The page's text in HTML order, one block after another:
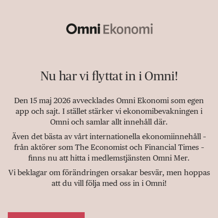
Nu har vi flyttat in i Omni!
Den 15 maj 2026 avvecklades Omni Ekonomi som egen
app och sajt. I stället stärker vi ekonomibevakningen i
Omni och samlar allt innehåll där.
Även det bästa av vårt internationella ekonomiinnehåll –
från aktörer som The Economist och Financial Times –
finns nu att hitta i medlemstjänsten Omni Mer.
Vi beklagar om förändringen orsakar besvär, men hoppas
att du vill följa med oss in i Omni!